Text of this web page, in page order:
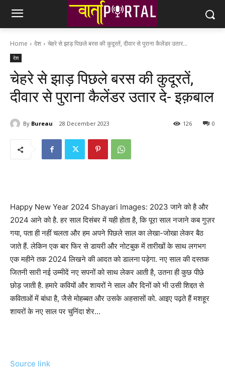
Home देश चेहरे से झाड़ पिछले बरस की कुदूरतें, दीवार से पुराना कैलेंडर उतार...
देश
चेहरे से झाड़ पिछले बरस की कुदूरतें,
दीवार से पुराना कैलेंडर उतार दे- इक़बाल
By Bureau 28 December 2023 0
126
Happy New Year 2024 Shayari Images: 2023 जाने को है और
2024 आने को है. हर साल दिसंबर में यही होता है, कि पूरा साल नजाने कब गुज़र
गया, पता ही नहीं चलता और हम अपने पिछले साल का लेखा-जोखा लेकर बैठ
जाते हैं. लेकिन एक बार फिर से डायरी और नोटबुक में तारीखों के साथ लगभग
एक महीने तक 2024 लिखने की आदत को डालना पड़ेगा. नए साल की दस्तक
जितनी सारी नई उम्मीदें नए सपनों को साथ लेकर आती है, उतना ही कुछ पीछे
छोड़ जाती है. हमारे कवियों और शायरों ने साल और दिनों को भी उसी शिद्दत से
कविताओं में बांधा है, जैसे मोहब्बत और उसके अहसासों को. आइए पढ़ते हैं मशहूर
शायरों के नए साल पर चुनिंदा शेर…
Source link